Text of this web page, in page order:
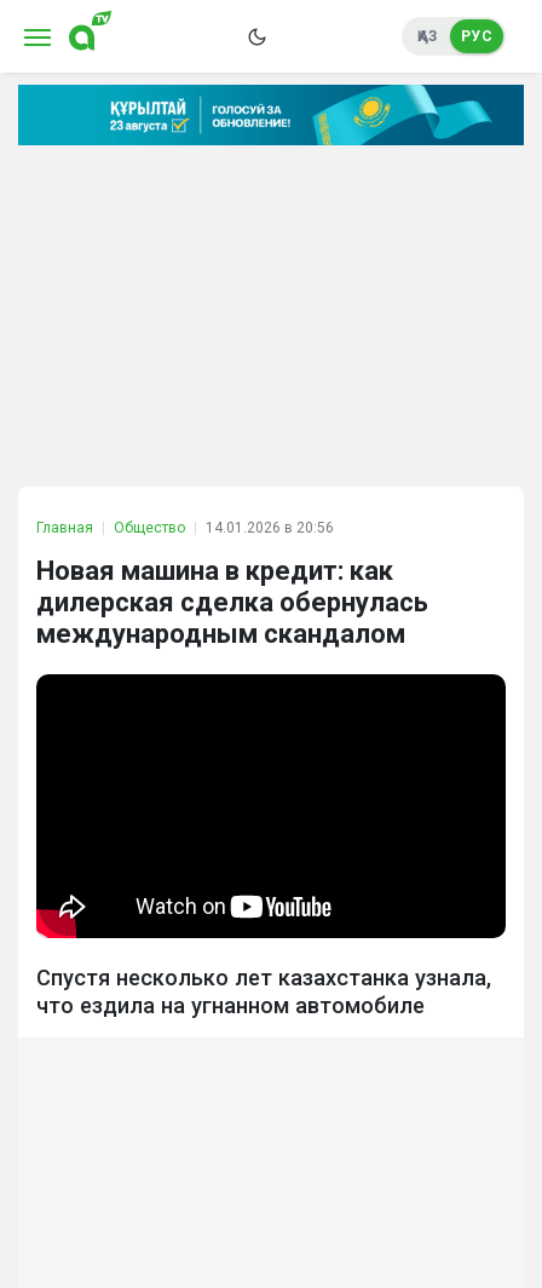
ҚАЗ РУС
Главная Общество 14.01.2026 в 20:56
Новая машина в кредит: как
дилерская сделка обернулась
международным скандалом
Спустя несколько лет казахстанка узнала,
что ездила на угнанном автомобиле